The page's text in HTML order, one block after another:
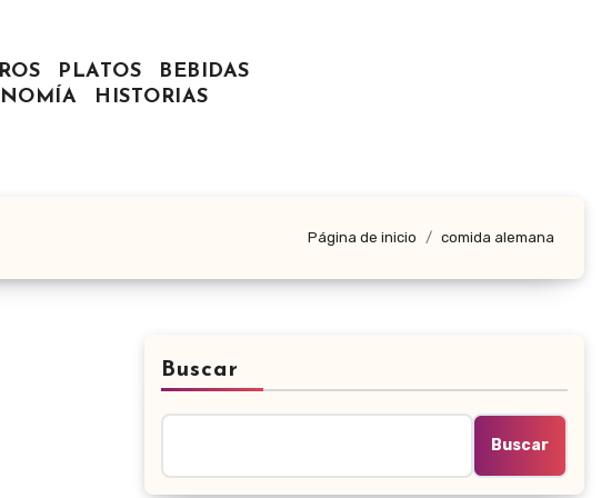
PLATOS
BEBIDAS
HISTORIAS
Página de inicio comida alemana
Buscar
Buscar